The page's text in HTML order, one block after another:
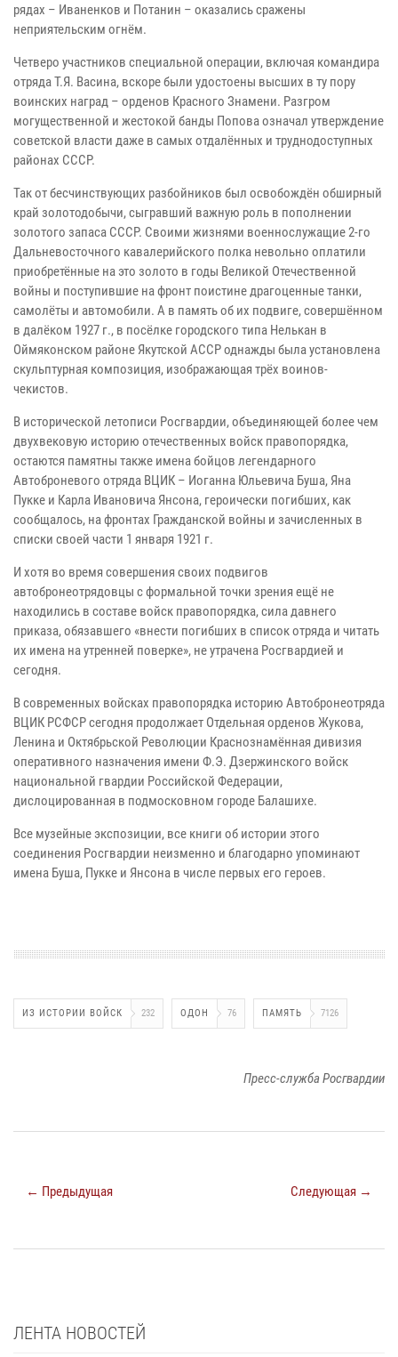
рядах – Иваненков и Потанин – оказались сражены
неприятельским огнём.
Четверо участников специальной операции, включая командира
отряда Т.Я. Васина, вскоре были удостоены высших в ту пору
воинских наград – орденов Красного Знамени. Разгром
могущественной и жестокой банды Попова означал утверждение
советской власти даже в самых отдалённых и труднодоступных
районах СССР.
Так от бесчинствующих разбойников был освобождён обширный
край золотодобычи, сыгравший важную роль в пополнении
золотого запаса СССР. Своими жизнями военнослужащие 2-го
Дальневосточного кавалерийского полка невольно оплатили
приобретённые на это золото в годы Великой Отечественной
войны и поступившие на фронт поистине драгоценные танки,
самолёты и автомобили. А в память об их подвиге, совершённом
в далёком 1927 г., в посёлке городского типа Нелькан в
Оймяконском районе Якутской АССР однажды была установлена
скульптурная композиция, изображающая трёх воинов-
чекистов.
В исторической летописи Росгвардии, объединяющей более чем
двухвековую историю отечественных войск правопорядка,
остаются памятны также имена бойцов легендарного
Автоброневого отряда ВЦИК – Иоганна Юльевича Буша, Яна
Пукке и Карла Ивановича Янсона, героически погибших, как
сообщалось, на фронтах Гражданской войны и зачисленных в
списки своей части 1 января 1921 г.
И хотя во время совершения своих подвигов
автобронеотрядовцы с формальной точки зрения ещё не
находились в составе войск правопорядка, сила давнего
приказа, обязавшего «внести погибших в список отряда и читать
их имена на утренней поверке», не утрачена Росгвардией и
сегодня.
В современных войсках правопорядка историю Автобронеотряда
ВЦИК РСФСР сегодня продолжает Отдельная орденов Жукова,
Ленина и Октябрьской Революции Краснознамённая дивизия
оперативного назначения имени Ф.Э. Дзержинского войск
национальной гвардии Российской Федерации,
дислоцированная в подмосковном городе Балашихе.
Все музейные экспозиции, все книги об истории этого
соединения Росгвардии неизменно и благодарно упоминают
имена Буша, Пукке и Янсона в числе первых его героев.
ИЗ ИСТОРИИ ВОЙСК 232 ОДОН 76 ПАМЯТЬ 7126
Пресс-служба Росгвардии
← Предыдущая Следующая →
ЛЕНТА НОВОСТЕЙ